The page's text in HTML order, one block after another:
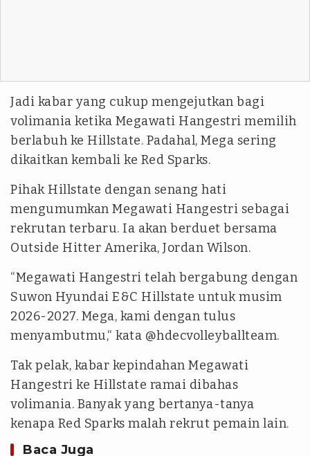
Jadi kabar yang cukup mengejutkan bagi
volimania ketika Megawati Hangestri memilih
berlabuh ke Hillstate. Padahal, Mega sering
dikaitkan kembali ke Red Sparks.
Pihak Hillstate dengan senang hati
mengumumkan Megawati Hangestri sebagai
rekrutan terbaru. Ia akan berduet bersama
Outside Hitter Amerika, Jordan Wilson.
“Megawati Hangestri telah bergabung dengan
Suwon Hyundai E&C Hillstate untuk musim
2026-2027. Mega, kami dengan tulus
menyambutmu,“ kata @hdecvolleyballteam.
Tak pelak, kabar kepindahan Megawati
Hangestri ke Hillstate ramai dibahas
volimania. Banyak yang bertanya-tanya
kenapa Red Sparks malah rekrut pemain lain.
Baca Juga